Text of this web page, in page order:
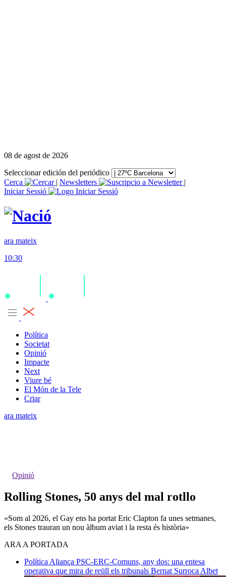
08 de agost de 2026
Seleccionar edición del periódico
Cerca
| Newsletters
|
Iniciar Sessió
ara mateix
10:30
Política
Societat
Opinió
Impacte
Next
Viure bé
El Món de la Tele
Criar
ara mateix
Opinió
Rolling Stones, 50 anys del mal rotllo
«Som al 2026, el Gay ens ha portat Eric Clapton fa unes setmanes,
els Stones trauran un nou àlbum aviat i la resta és història»
ARA A PORTADA
Política Aliança PSC-ERC-Comuns, any dos: una entesa
operativa que mira de reüll els tribunals Bernat Surroca Albet